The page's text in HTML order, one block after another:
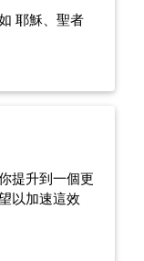
耶穌、聖者
提升到一個更
以加速這效